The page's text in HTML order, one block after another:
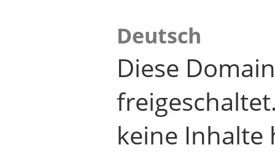
Deutsch
Diese
keine Inhalte